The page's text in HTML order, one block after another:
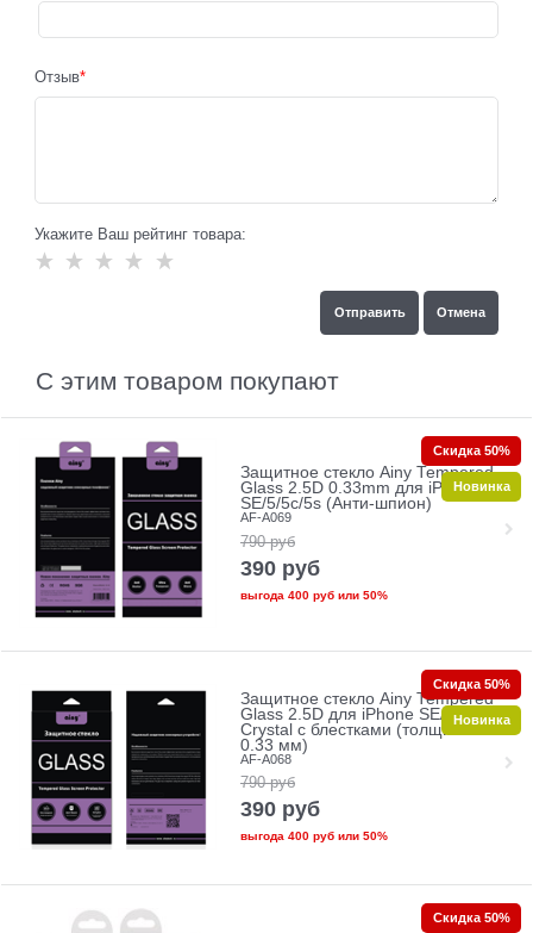
Отзыв
Укажите Ваш рейтинг товара:
С этим товаром покупают
Защитное стекло Ainy Tempered
Glass 2.5D 0.33mm для iPhone
SE/5/5c/5s (Анти-шпион)
AF-A069
790 руб
390 руб
выгода 400 рубили 50%
Скидка 50%
Новинка
Защитное стекло Ainy Tempered
Glass 2.5D для iPhone SE/5/5c/5s
Crystal с блестками (толщина
0.33 мм)
AF-A068
790 руб
390 руб
выгода 400 рубили 50%
Скидка 50%
Новинка
Скидка 50%